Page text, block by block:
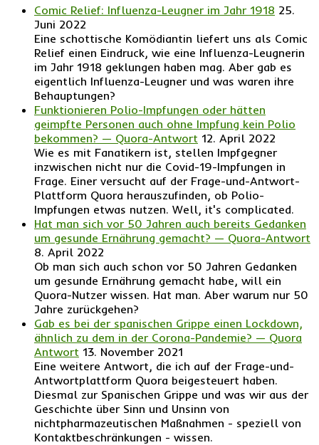
Comic Relief: Influenza-Leugner im Jahr 1918 25.
Juni 2022
Eine schottische Komödiantin liefert uns als Comic
Relief einen Eindruck, wie eine Influenza-Leugnerin
im Jahr 1918 geklungen haben mag. Aber gab es
eigentlich Influenza-Leugner und was waren ihre
Behauptungen?
Funktionieren Polio-Impfungen oder hätten
geimpfte Personen auch ohne Impfung kein Polio
bekommen? — Quora-Antwort 12. April 2022
Wie es mit Fanatikern ist, stellen Impfgegner
inzwischen nicht nur die Covid-19-Impfungen in
Frage. Einer versucht auf der Frage-und-Antwort-
Plattform Quora herauszufinden, ob Polio-
Impfungen etwas nutzen. Well, it's complicated.
Hat man sich vor 50 Jahren auch bereits Gedanken
um gesunde Ernährung gemacht? — Quora-Antwort
8. April 2022
Ob man sich auch schon vor 50 Jahren Gedanken
um gesunde Ernährung gemacht habe, will ein
Quora-Nutzer wissen. Hat man. Aber warum nur 50
Jahre zurückgehen?
Gab es bei der spanischen Grippe einen Lockdown,
ähnlich zu dem in der Corona-Pandemie? — Quora
Antwort 13. November 2021
Eine weitere Antwort, die ich auf der Frage-und-
Antwortplattform Quora beigesteuert haben.
Diesmal zur Spanischen Grippe und was wir aus der
Geschichte über Sinn und Unsinn von
nichtpharmazeutischen Maßnahmen - speziell von
Kontaktbeschränkungen - wissen.